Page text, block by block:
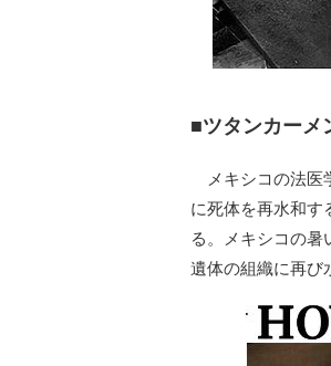
■ツタンカーメ
メキシコの法医
に死体を再水和す
る。メキシコの
遺体の組織に再び